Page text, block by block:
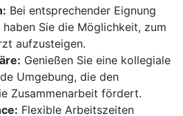
Bei entsprechender Eignung
Sie die Möglichkeit, zum
aufzusteigen.
Genießen Sie eine kollegiale
Umgebung, die den
Zusammenarbeit fördert.
Flexible Arbeitszeiten